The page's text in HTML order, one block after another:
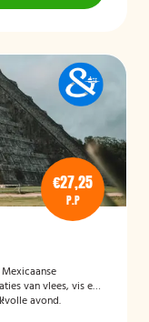
€27,25
P.P
van vlees, vis en
avond.